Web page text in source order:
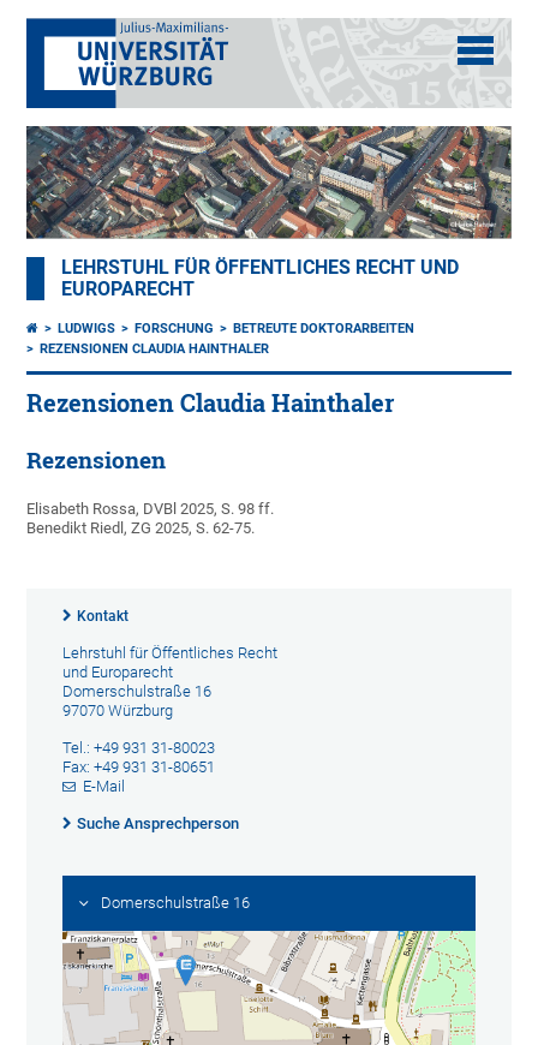
LEHRSTUHL FÜR ÖFFENTLICHES RECHT UND
EUROPARECHT
LUDWIGS FORSCHUNG
BETREUTE DOKTORARBEITEN
REZENSIONEN CLAUDIA HAINTHALER
Rezensionen Claudia Hainthaler
Rezensionen
Elisabeth Rossa, DVBl 2025, S. 98 ff.
Benedikt Riedl, ZG 2025, S. 62-75.
Kontakt
Lehrstuhl für Öffentliches Recht
und Europarecht
Domerschulstraße 16
97070 Würzburg
Tel.: +49 931 31-80023
Fax: +49 931 31-80651
E-Mail
Suche Ansprechperson
Domerschulstraße 16